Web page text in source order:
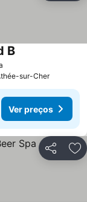
BVer preços
sur-Cher
Ver preços
Partilhar